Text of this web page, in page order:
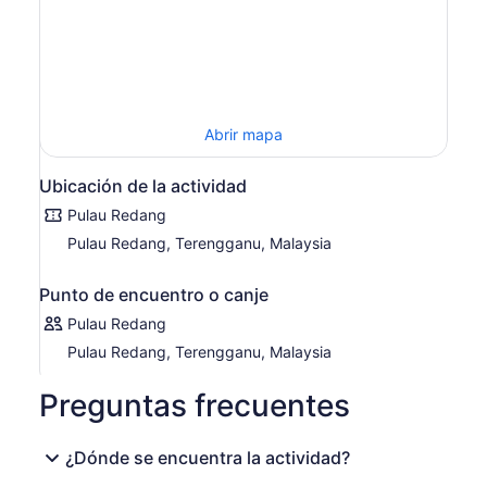
Abrir mapa
Ubicación de la actividad
Pulau Redang
Pulau Redang, Terengganu, Malaysia
Punto de encuentro o canje
Pulau Redang
Pulau Redang, Terengganu, Malaysia
Preguntas frecuentes
¿Dónde se encuentra la actividad?